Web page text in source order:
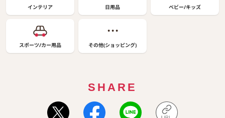
インテリア 日用品 ベビー/キッズ
スポーツ/カー用品 その他(ショッピング)
SHARE